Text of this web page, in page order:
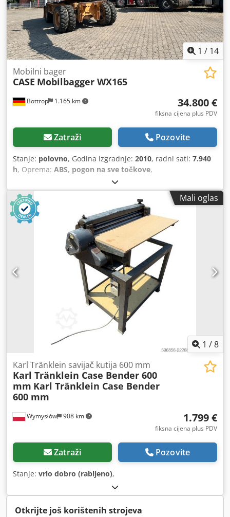
1 / 14
Bottrop 1.165 km
Mobilni bager
CASE Mobilbagger WX165
34.800 €
fiksna cijena plus PDV
Zatraži Pozovite
Stanje: polovno, Godina izgradnje: 2010, radni sati: 7.940
h, Oprema: ABS, pogon na sve točkove,
Mali oglas
1 /8
Wymysłów 908 km
Karl Tränklein savijač kutija 600 mm
Karl Tränklein Case Bender 600
mm Karl Tränklein Case Bender
600 mm
1.799 €
fiksna cijena plus PDV
Zatraži Pozovite
Stanje: vrlo dobro (rabljeno),
Otkrijte još korištenih strojeva